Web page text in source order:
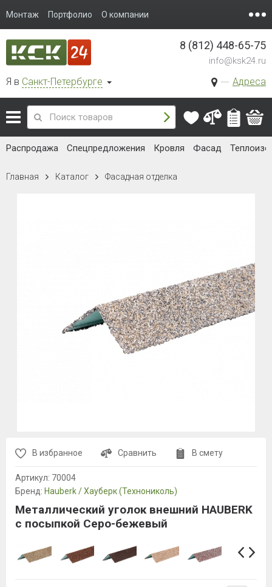
Монтаж Портфолио О компании
Я в Санкт-Петербурге Адреса
8 (812) 448-65-75
info@ksk24.ru
Распродажа Спецпредложения Кровля Фасад
Главная Каталог Фасадная отделка
В избранное Сравнить В смету
Артикул: 70004
Бренд: Hauberk / Хауберк (Технониколь)
Металлический уголок внешний HAUBERK
с посыпкой Серо-бежевый